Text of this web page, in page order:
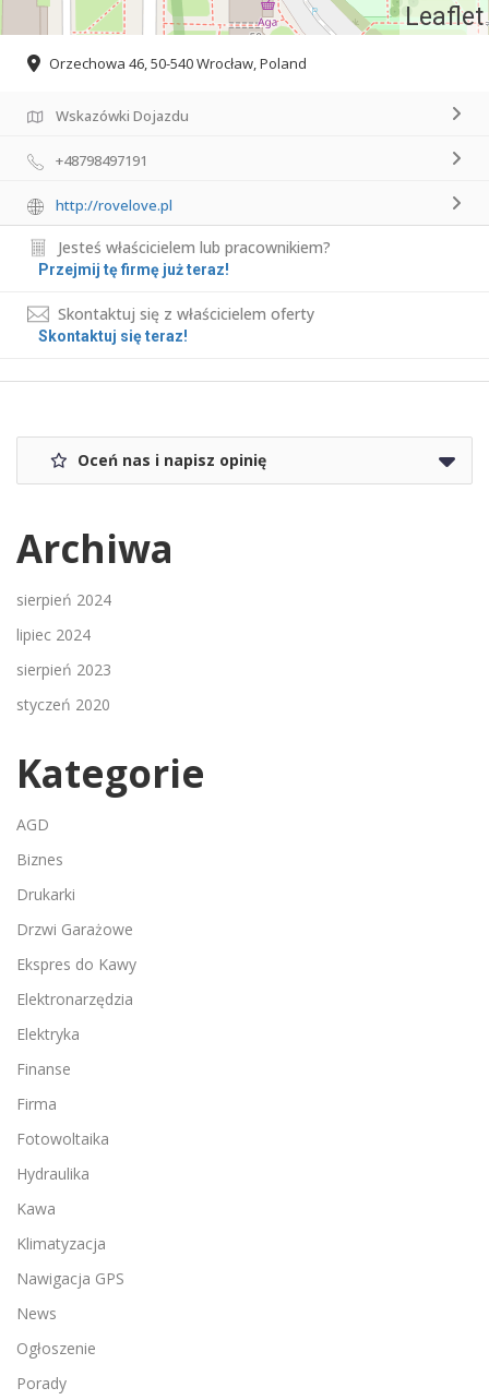
Leaflet
Orzechowa 46, 50-540 Wrocław, Poland
Wskazówki Dojazdu
+48798497191
http://rovelove.pl
Jesteś właścicielem lub pracownikiem?
Przejmij tę firmę już teraz!
Skontaktuj się z właścicielem oferty
Skontaktuj się teraz!
Oceń nas i napisz opinię
Archiwa
sierpień 2024
lipiec 2024
sierpień 2023
styczeń 2020
Kategorie
AGD
Biznes
Drukarki
Drzwi Garażowe
Ekspres do Kawy
Elektronarzędzia
Elektryka
Finanse
Firma
Fotowoltaika
Hydraulika
Kawa
Klimatyzacja
Nawigacja GPS
News
Ogłoszenie
Porady